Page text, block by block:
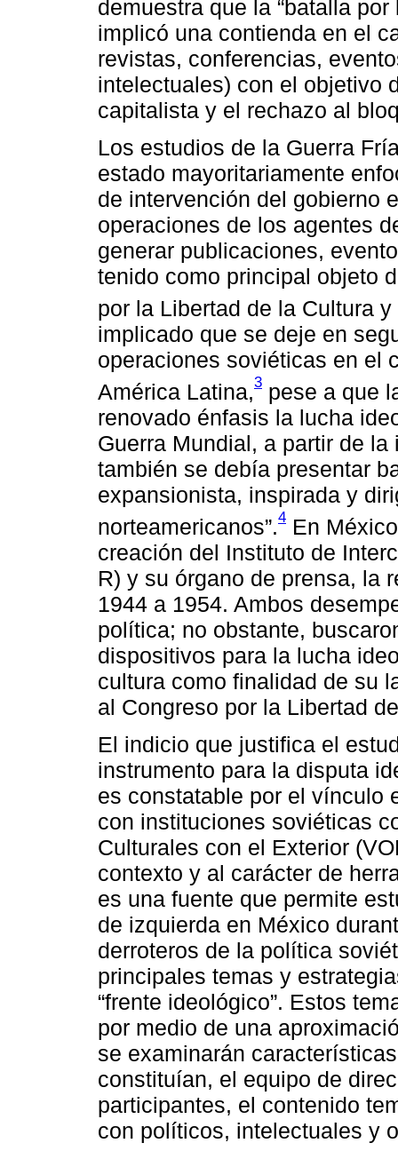
demuestra que la “batalla
implicó una contienda en el
revistas, conferencias,
intelectuales) con el objetivo
capitalista y el rechazo al
Los estudios de la Guerra
estado mayoritariamente
de intervención del gobierno
operaciones de los agentes
generar publicaciones,
tenido como principal objeto
por la Libertad de la Cultura
implicado que se deje en
operaciones soviéticas en el
América Latina,3 pese a que
renovado énfasis la lucha
Guerra Mundial, a partir de la
también se debía presentar
expansionista, inspirada y
norteamericanos”.4 En
creación del Instituto de
R) y su órgano de prensa, la
1944 a 1954. Ambos
política; no obstante,
dispositivos para la lucha
cultura como finalidad de su
al Congreso por la Libertad
El indicio que justifica el
instrumento para la disputa
es constatable por el vínculo
con instituciones soviéticas
Culturales con el Exterior
contexto y al carácter de
es una fuente que permite
de izquierda en México
derroteros de la política
principales temas y
“frente ideológico”. Estos
por medio de una
se examinarán
constituían, el equipo de
participantes, el contenido
con políticos, intelectuales y